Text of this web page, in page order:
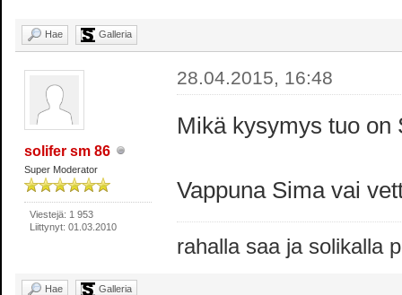
Hae Galleria
solifer sm 86
Super Moderator
Viestejä: 1 953
Liittynyt: 01.03.2010
28.04.2015, 16:48
Mikä kysymys tuo on
Vappuna Sima vai
rahalla saa ja solikalla
Hae Galleria